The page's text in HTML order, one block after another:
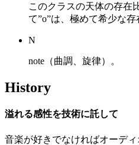
このクラスの天体の存在
て”o”は、極めて希少な
N
note（曲調、旋律）。
History
溢れる感性を技術に託して
音楽が好きでなければオーデ